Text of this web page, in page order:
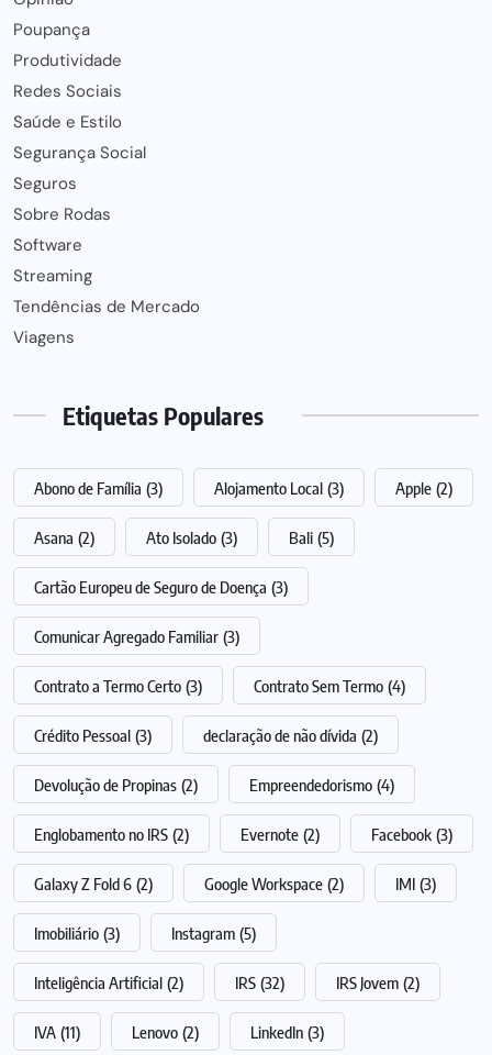
Poupança
Produtividade
Redes Sociais
Saúde e Estilo
Segurança Social
Seguros
Sobre Rodas
Software
Streaming
Tendências de Mercado
Viagens
Etiquetas Populares
Abono de Família (3) Alojamento Local (3) Apple (2)
Asana (2) Ato Isolado (3) Bali (5)
Cartão Europeu de Seguro de Doença (3)
Comunicar Agregado Familiar (3)
Contrato a Termo Certo (3) Contrato Sem Termo (4)
Crédito Pessoal (3) declaração de não dívida (2)
Devolução de Propinas (2) Empreendedorismo (4)
Englobamento no IRS (2) Evernote (2) Facebook (3)
Galaxy Z Fold 6 (2) Google Workspace (2) IMI (3)
Imobiliário (3) Instagram (5)
Inteligência Artificial (2) IRS (32) IRS Jovem (2)
IVA (11) Lenovo (2) LinkedIn (3)